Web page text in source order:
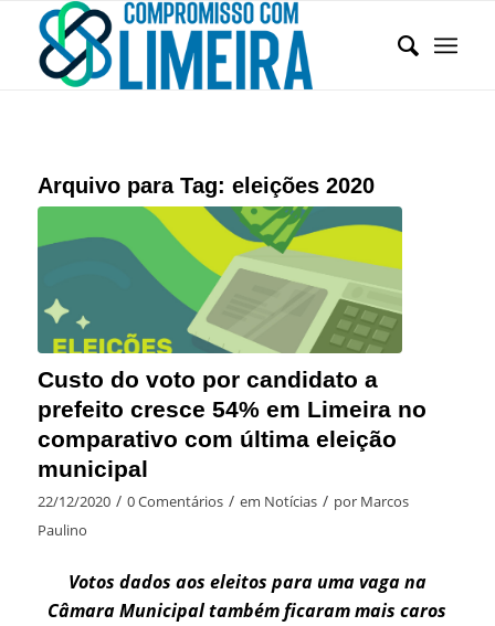
Arquivo para Tag: eleições 2020
Custo do voto por candidato a
prefeito cresce 54% em Limeira no
comparativo com última eleição
municipal
22/12/2020 / 0 Comentários / em Notícias / por Marcos
Paulino
Votos dados aos eleitos para uma vaga na
Câmara Municipal também ficaram mais caros